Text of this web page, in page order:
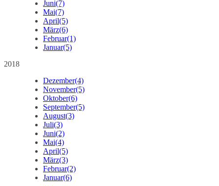
Juni(7)
Mai(7)
April(5)
März(6)
Februar(1)
Januar(5)
2018
Dezember(4)
November(5)
Oktober(6)
September(5)
August(3)
Juli(3)
Juni(2)
Mai(4)
April(5)
März(3)
Februar(2)
Januar(6)